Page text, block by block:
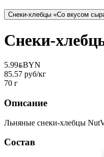
Снеки-хлебцы «Со вкусом
Снеки-
5.99BYNBYN
85.57 руб/кг
70 г
Описание
Льняные снеки-хлебцы
Состав